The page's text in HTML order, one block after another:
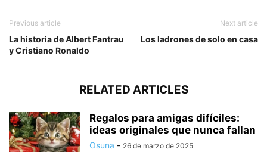
Previous article
La historia de Albert Fantrau
y Cristiano Ronaldo
Next article
Los ladrones de solo en casa
RELATED ARTICLES
Regalos para amigas difíciles:
ideas originales que nunca fallan
Osuna - 26 de marzo de 2025